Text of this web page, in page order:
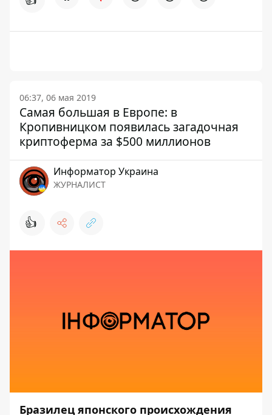
06:37, 06 мая 2019
Самая большая в Европе: в
Кропивницком появилась загадочная
криптоферма за $500 миллионов
Информатор Украина
ЖУРНАЛИСТ
👍
Бразилец японского происхождения